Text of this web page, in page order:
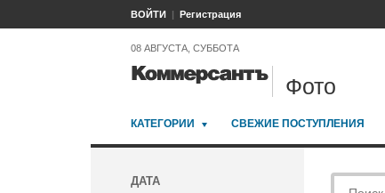
ВОЙТИ Регистрация
08 АВГУСТА, СУББОТА
Фото
КАТЕГОРИИ СВЕЖИЕ ПОСТУПЛЕНИЯ
ДАТА